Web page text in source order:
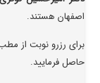
اصفهان هستند.
برای رزرو نوبت از
حاصل فرمایید.